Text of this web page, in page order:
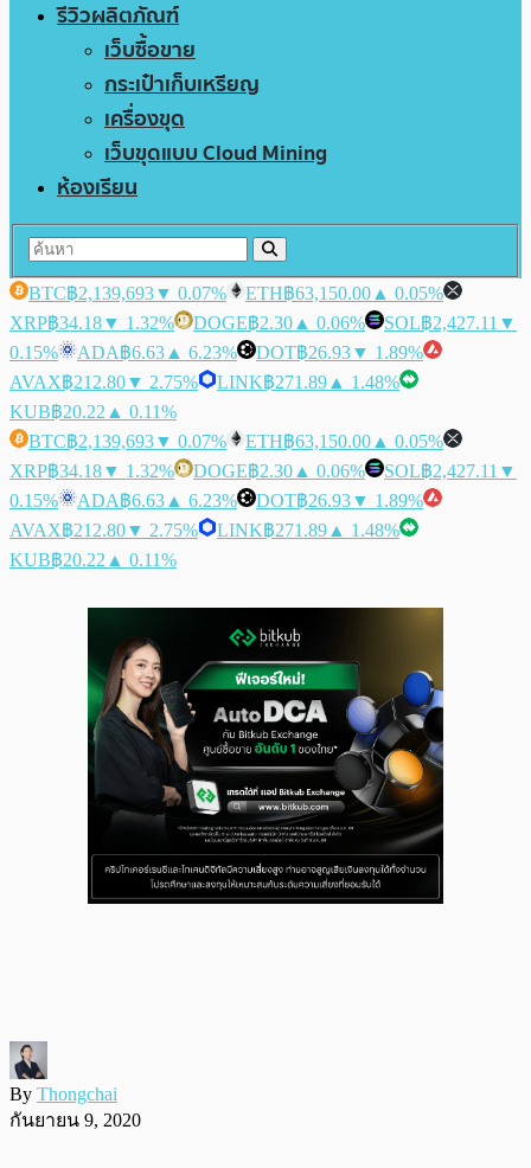
รีวิวผลิตภัณฑ์
เว็บซื้อขาย
กระเป๋าเก็บเหรียญ
เครื่องขุด
เว็บขุดแบบ Cloud Mining
ห้องเรียน
BTC฿2,139,693▼ 0.07% ETH฿63,150.00 ▲ 0.05%
XRP฿34.18▼ 1.32% DOGE฿2.30 ▲ 0.06% SOL฿2,427.11 ▼
0.15%
ADA฿6.63 ▲ 6.23% DOT฿26.93▼ 1.89%
AVAX฿212.80▼ 2.75% LINK฿271.89 ▲ 1.48%
KUB฿20.22 ▲ 0.11%
BTC฿2,139,693▼ 0.07% ETH฿63,150.00 ▲ 0.05%
XRP฿34.18▼ 1.32% DOGE฿2.30 ▲ 0.06% SOL฿2,427.11 ▼
0.15%
ADA฿6.63 ▲ 6.23% DOT฿26.93▼ 1.89%
AVAX฿212.80▼ 2.75% LINK฿271.89 ▲ 1.48%
KUB฿20.22 ▲ 0.11%
By Thongchai
กันยายน 9, 2020